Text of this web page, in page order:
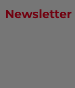
Newsletter